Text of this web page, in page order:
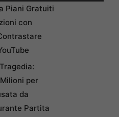
Piani Gratuiti
con
per
da
Partita